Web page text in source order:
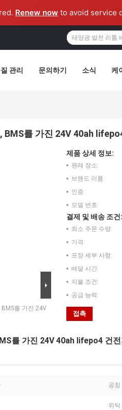
Renew now to avoid service
관리 문의하기 소식 케
BMS를 가진 24V 40ah
를 가진 24V
제품 상세 정보:
원래 장소:
브랜드 이름:
인증:
모델 번호:
결제 및 배송 조건:
최소 주문 수량:
가격:
포장 세부 사항:
배달 시간:
지불 조건:
공급 능력:
접촉
를 가진 24V 40ah lifepo4 건전
공칭
위탁